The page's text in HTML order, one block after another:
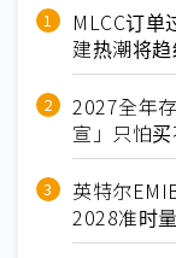
MLCC订
建热潮将
2027全年
宣」只怕
英特尔
2028准时